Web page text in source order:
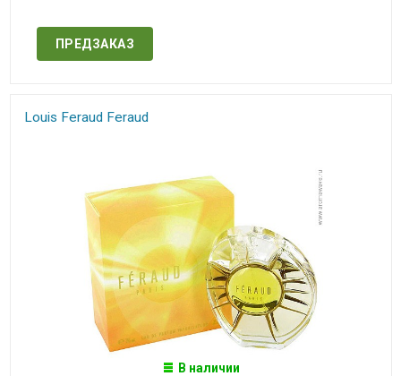
ПРЕДЗАКАЗ
Louis Feraud Feraud
В наличии